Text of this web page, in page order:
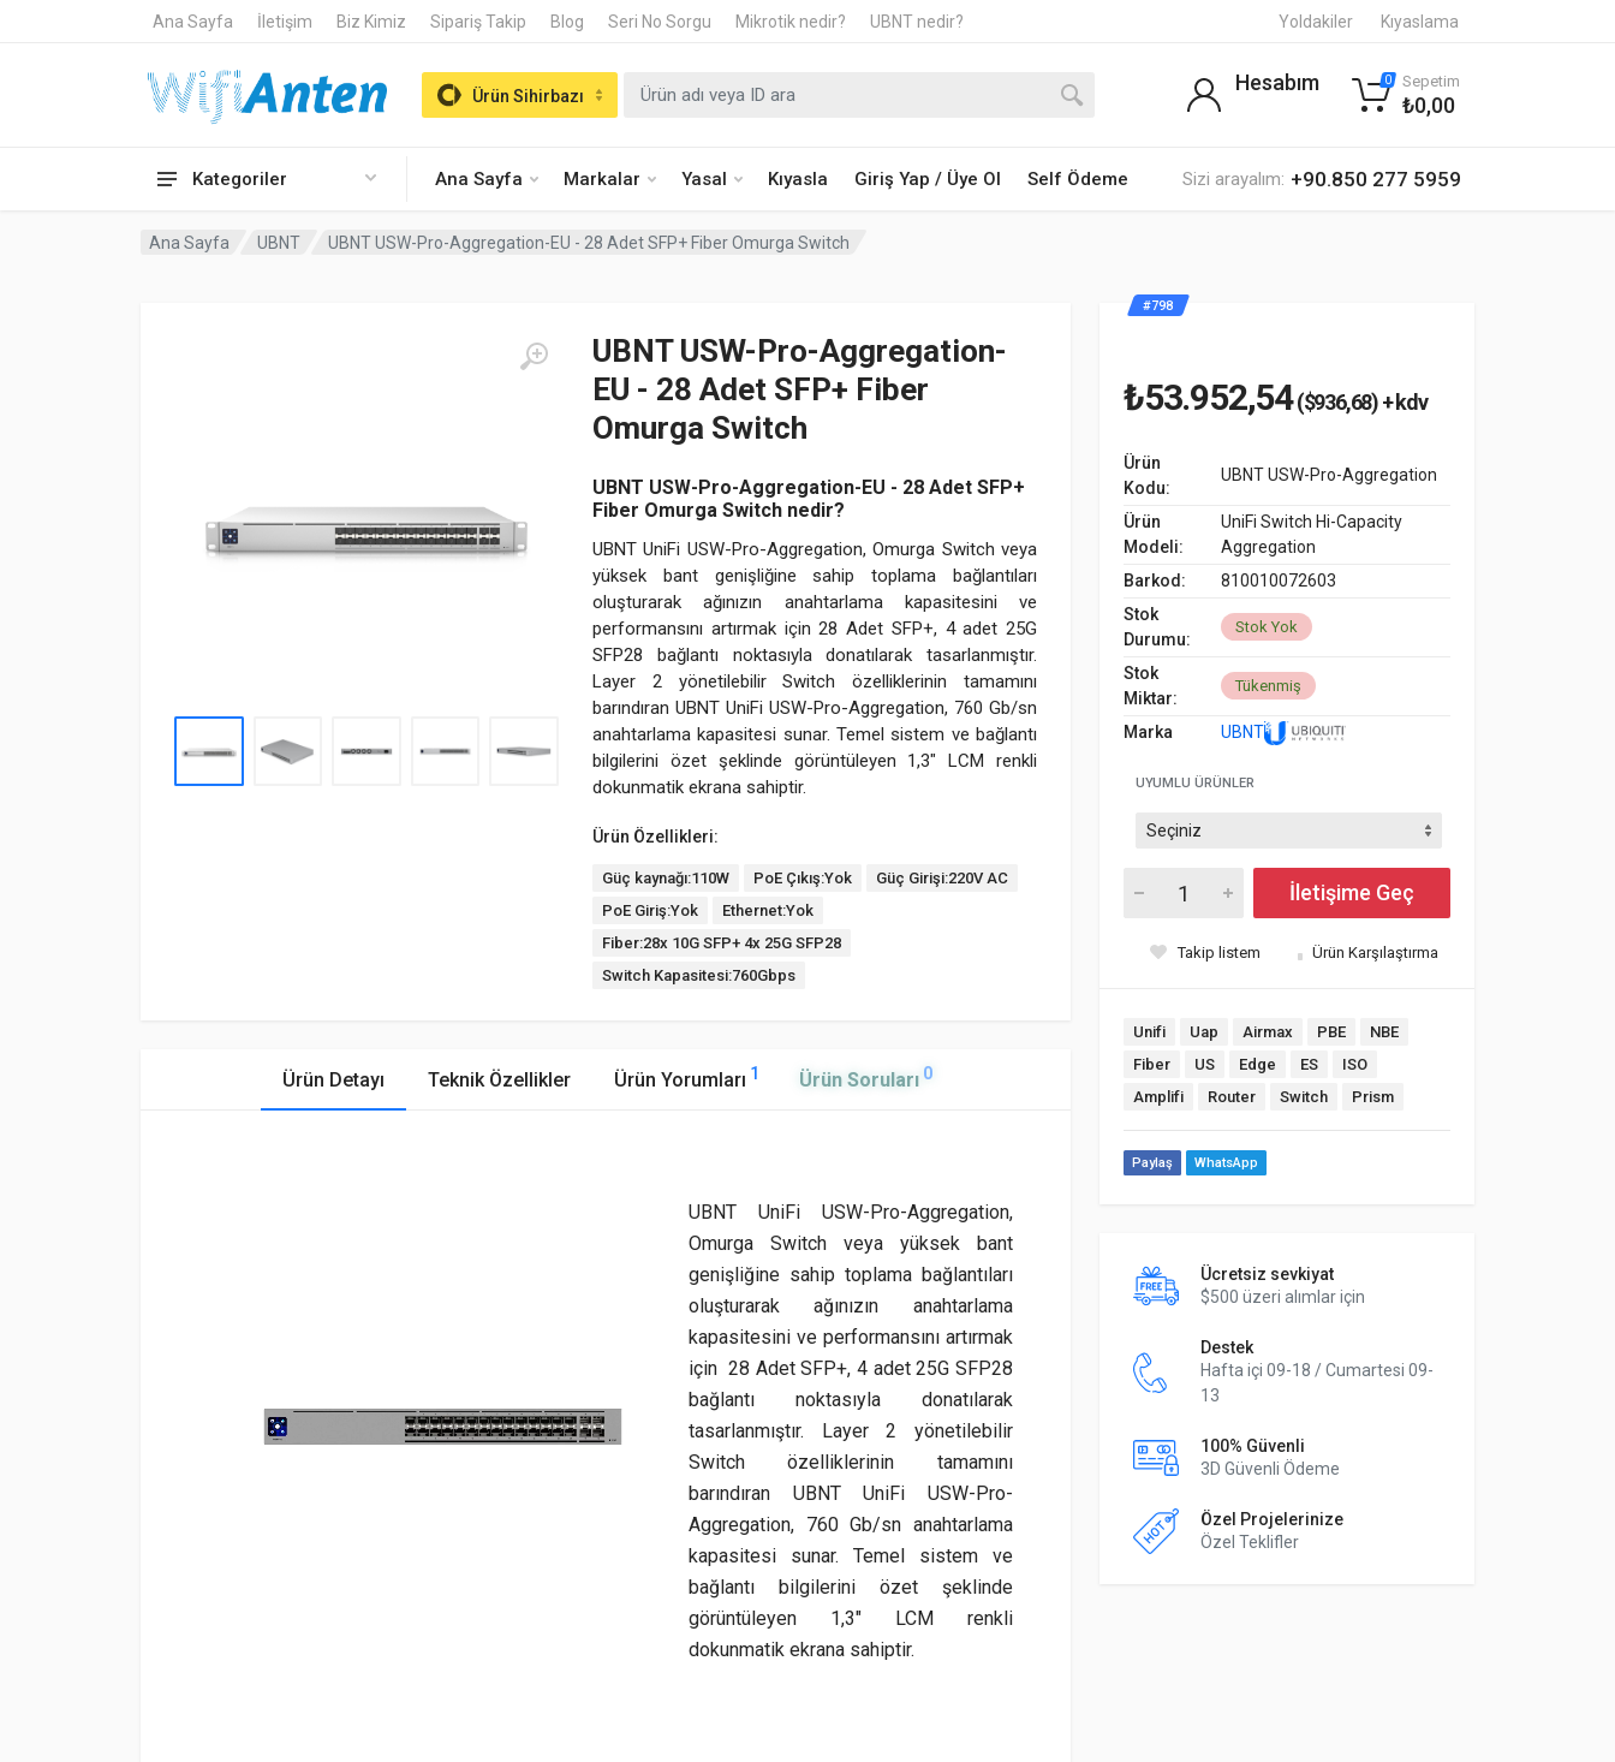
Ana Sayfa İletişim Biz Kimiz Sipariş Takip Blog Seri No Sorgu Mikrotik nedir? UBNT nedir? Yoldakiler Kıyaslama
Kategoriler Ana Sayfa Markalar Yasal Kıyasla Giriş Yap / Üye Ol Self Ödeme Sizi arayalım: +90.850 277 5959
Ürün Sihirbazı
Hesabım 0 Sepetim
₺0,00
Ana Sayfa UBNT UBNT USW-Pro-Aggregation-EU - 28 Adet SFP+ Fiber Omurga Switch
UBNT USW-Pro-Aggregation-
EU - 28 Adet SFP+ Fiber
Omurga Switch
UBNT USW-Pro-Aggregation-EU - 28 Adet SFP+
Fiber Omurga Switch nedir?
UBNT UniFi USW-Pro-Aggregation, Omurga Switch veya
yüksek bant genişliğine sahip toplama bağlantıları
oluşturarak ağınızın anahtarlama kapasitesini ve
performansını artırmak için 28 Adet SFP+, 4 adet 25G
SFP28 bağlantı noktasıyla donatılarak tasarlanmıştır.
Layer 2 yönetilebilir Switch özelliklerinin tamamını
barındıran UBNT UniFi USW-Pro-Aggregation, 760 Gb/sn
anahtarlama kapasitesi sunar. Temel sistem ve bağlantı
bilgilerini özet şeklinde görüntüleyen 1,3" LCM renkli
dokunmatik ekrana sahiptir.
Ürün Özellikleri:
Güç kaynağı:110W PoE Çıkış:Yok
Güç Girişi:220V AC
PoE Giriş:Yok
Ethernet:Yok
Fiber:28x 10G SFP+ 4x 25G SFP28
Switch Kapasitesi:760Gbps
#798
₺53.952,54($936,68) + kdv
Ürün
Kodu:
UBNT USW-Pro-Aggregation
Ürün
Modeli:
UniFi Switch Hi-Capacity
Aggregation
Barkod:
810010072603
Stok
Durumu:
Stok Yok
Stok
Miktar:
Tükenmiş
Marka UBNT
UYUMLU ÜRÜNLER
İletişime Geç
Takip listem Ürün Karşılaştırma
Unifi Uap Airmax PBE
NBE
Fiber
US Edge ES
ISO
Amplifi
Router Switch Prism
Paylaş WhatsApp
Ücretsiz sevkiyat
$500 üzeri alımlar için
Destek
Hafta içi 09-18 / Cumartesi 09-
13
100% Güvenli
3D Güvenli Ödeme
Özel Projelerinize
Özel Teklifler
Ürün Detayı Teknik Özellikler Ürün Yorumları 1 Ürün Soruları 0
UBNT UniFi USW-Pro-Aggregation,
Omurga Switch veya yüksek bant
genişliğine sahip toplama bağlantıları
oluşturarak ağınızın anahtarlama
kapasitesini ve performansını artırmak
için 28 Adet SFP+, 4 adet 25G SFP28
bağlantı noktasıyla donatılarak
tasarlanmıştır. Layer 2 yönetilebilir
Switch özelliklerinin tamamını
barındıran UBNT UniFi USW-Pro-
Aggregation, 760 Gb/sn anahtarlama
kapasitesi sunar. Temel sistem ve
bağlantı bilgilerini özet şeklinde
görüntüleyen 1,3" LCM renkli
dokunmatik ekrana sahiptir.